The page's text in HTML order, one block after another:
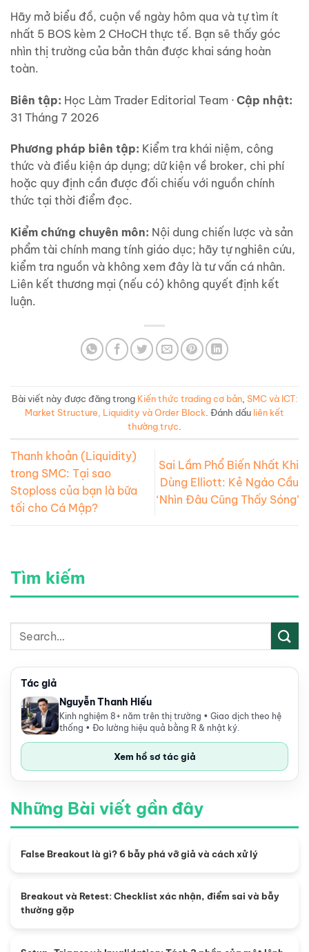
Hãy mở biểu đồ, cuộn về ngày hôm qua và tự tìm ít
nhất 5 BOS kèm 2 CHoCH thực tế. Bạn sẽ thấy góc
nhìn thị trường của bản thân được khai sáng hoàn
toàn.
Biên tập: Học Làm Trader Editorial Team · Cập nhật:
31 Tháng 7 2026
Phương pháp biên tập: Kiểm tra khái niệm, công
thức và điều kiện áp dụng; dữ kiện về broker, chi phí
hoặc quy định cần được đối chiếu với nguồn chính
thức tại thời điểm đọc.
Kiểm chứng chuyên môn: Nội dung chiến lược và sản
phẩm tài chính mang tính giáo dục; hãy tự nghiên cứu,
kiểm tra nguồn và không xem đây là tư vấn cá nhân.
Liên kết thương mại (nếu có) không quyết định kết
luận.
Bài viết này được đăng trong Kiến thức trading cơ bản, SMC và ICT:
Market Structure, Liquidity và Order Block . Đánh dấu liên kết
thường trực
Thanh khoản (Liquidity)
trong SMC: Tại sao
Stoploss của bạn là bữa
tối cho Cá Mập?
Sai Lầm Phổ Biến Nhất Khi
Dùng Elliott: Kẻ Ngáo Cầu
‘Nhìn Đâu Cũng Thấy Sóng’
Tìm kiếm
Tác giả
Nguyễn Thanh Hiếu
Kinh nghiệm 8+ năm trên thị trường • Giao dịch theo hệ
thống • Đo lường hiệu quả bằng R & nhật ký.
Xem hồ sơ tác giả
Những Bài viết gần đây
False Breakout là gì? 6 bẫy phá vỡ giả và cách xử lý
Breakout và Retest: Checklist xác nhận, điểm sai và bẫy
thường gặp